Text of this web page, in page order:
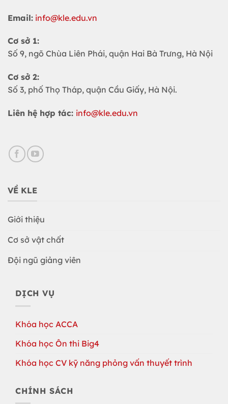
Email: info@kle.edu.vn
Cơ sở 1:
Số 9, ngõ Chùa Liên Phái, quận Hai Bà Trưng, Hà Nội
Cơ sở 2:
Số 3, phố Thọ Tháp, quận Cầu Giấy, Hà Nội.
Liên hệ hợp tác: info@kle.edu.vn
VỀ KLE
Giới thiệu
Cơ sở vật chất
Đội ngũ giảng viên
DỊCH VỤ
Khóa học ACCA
Khóa học Ôn thi Big4
Khóa học CV kỹ năng phỏng vấn thuyết trình
CHÍNH SÁCH